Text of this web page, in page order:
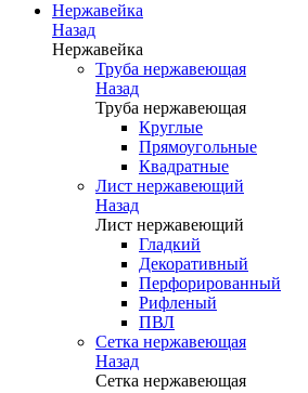
Нержавейка
Назад
Нержавейка
Труба нержавеющая
Назад
Труба нержавеющая
Круглые
Прямоугольные
Квадратные
Лист нержавеющий
Назад
Лист нержавеющий
Гладкий
Декоративный
Перфорированный
Рифленый
ПВЛ
Сетка нержавеющая
Назад
Сетка нержавеющая